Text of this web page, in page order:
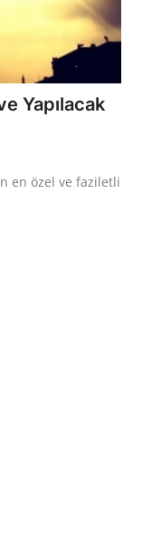
Yapılacak
en özel ve faziletli